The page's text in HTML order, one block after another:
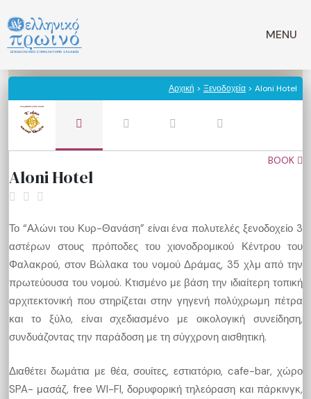
σε
περιεχόμενο
MENU
Αρχική > Ξενοδοχεία > Aloni Hotel
BOOK
Aloni Hotel
Το “Αλώνι του Κυρ-Θανάση” είναι ένα πολυτελές ξενοδοχείο 3
αστέρων στους πρόποδες του χιονοδρομικού Κέντρου του
Φαλακρού, στον Βώλακα του νομού Δράμας, 35 χλμ από την
πρωτεύουσα του νομού. Κτισμένο με βάση την ιδιαίτερη τοπική
αρχιτεκτονική που στηρίζεται στην γηγενή πολύχρωμη πέτρα
και το ξύλο, είναι σχεδιασμένο με οικολογική συνείδηση,
συνδυάζοντας την παράδοση με τη σύγχρονη αισθητική.
Διαθέτει δωμάτια με θέα, σουίτες, εστιατόριο, cafe-bar, χώρο
SPA- μασάζ, free WI-FI, δορυφορική τηλεόραση και πάρκινγκ,